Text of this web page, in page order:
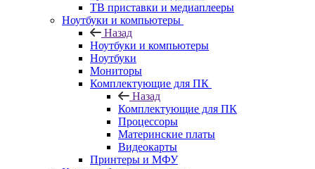
ТВ приставки и медиаплееры
Ноутбуки и компьютеры
Назад
Ноутбуки и компьютеры
Ноутбуки
Мониторы
Комплектующие для ПК
Назад
Комплектующие для ПК
Процессоры
Материнские платы
Видеокарты
Принтеры и МФУ